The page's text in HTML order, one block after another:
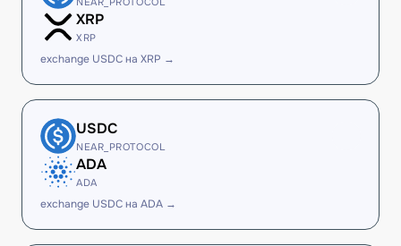
XRP
XRP
exchange USDC на XRP →
USDC
NEAR_PROTOCOL
ADA
ADA
exchange USDC на ADA →